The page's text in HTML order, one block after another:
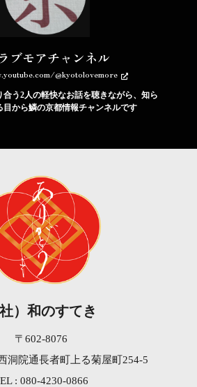
ブモアチャンネル
@kyotolovemore
う2人の軽快なお話を聴きながら、知ら
目から鱗の京都情報チャンネルです
社）和のすてき
〒602-8076
洞院通長者町上る菊屋町254-5
: 080-4230-0866